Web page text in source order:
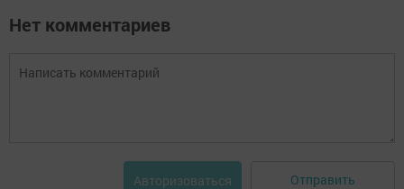
Нет комментариев
Авторизоваться Отправить